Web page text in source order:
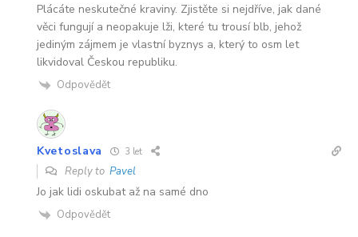
Plácáte neskutečné kraviny. Zjistěte si nejdříve, jak dané
věci fungují a neopakuje lži, které tu trousí blb, jehož
jediným zájmem je vlastní byznys a, který to osm let
likvidoval Českou republiku.
Odpovědět
Kvetoslava 3 let
Reply to Pavel
Jo jak lidi oskubat až na samé dno
Odpovědět